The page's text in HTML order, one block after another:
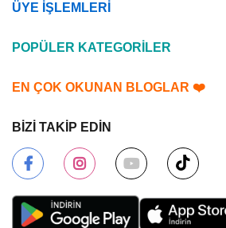
ÜYE İŞLEMLERİ
POPÜLER KATEGORİLER
EN ÇOK OKUNAN BLOGLAR ❤️
BİZİ TAKİP EDİN